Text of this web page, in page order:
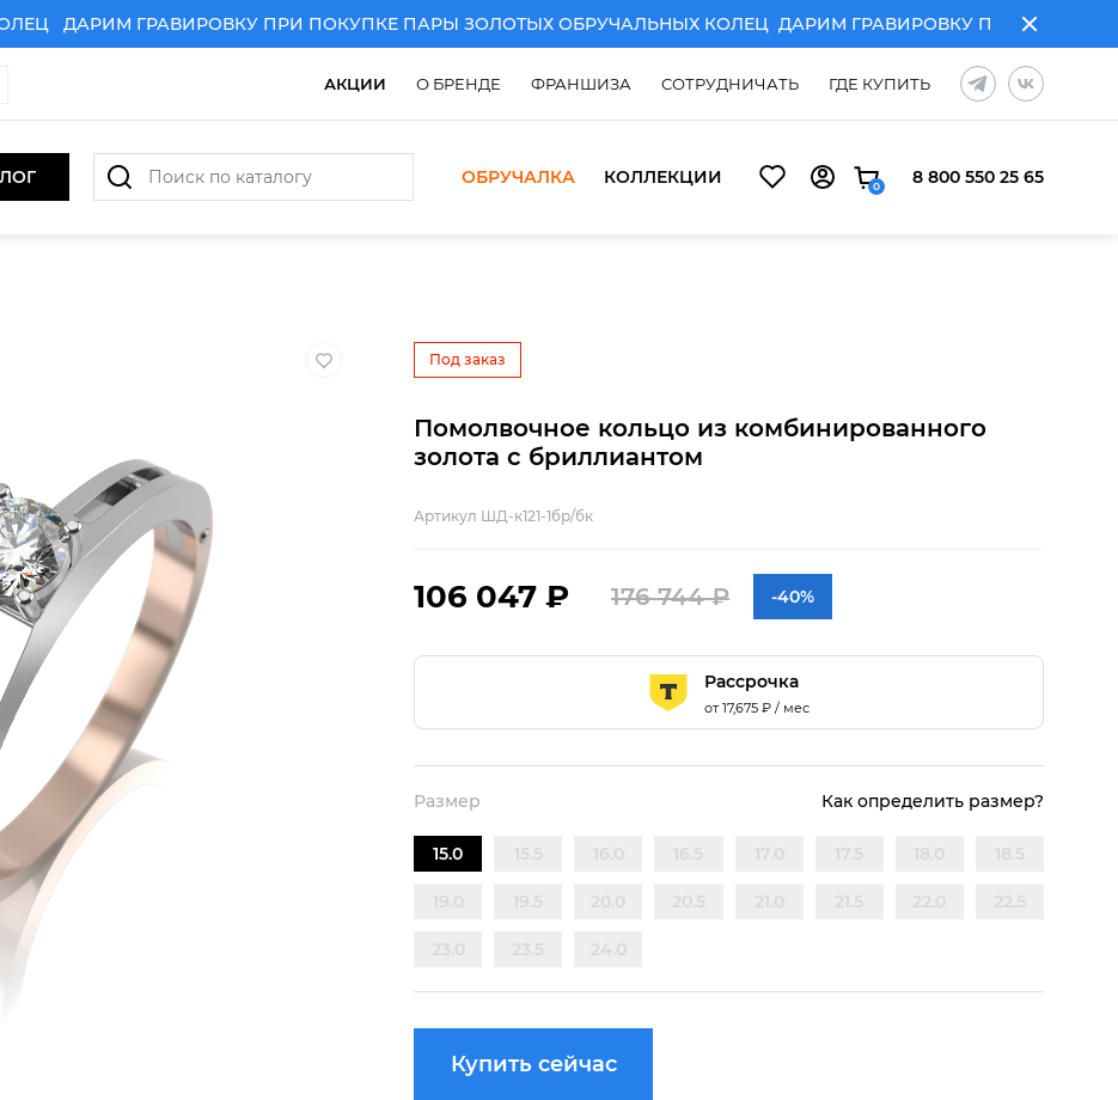
ДАРИМ ГРАВИРОВКУ ПРИ ПОКУПКЕ
ДАРИМ ГРАВИРОВКУ ПРИ ПОКУПКЕ ПАРЫ ЗОЛОТЫХ ОБРУЧАЛЬНЫХ КОЛЕЦ
АКЦИИ О БРЕНДЕ ФРАНШИЗА СОТРУДНИЧАТЬ ГДЕ КУПИТЬ
ОБРУЧАЛКА КОЛЛЕКЦИИ 0 8 800 550 25 65
Под заказ
Помолвочное кольцо из комбинированного
золота с бриллиантом
Артикул ШД-к121-1бр/бк
106 047 ₽ 176 744 ₽ -40%
Рассрочка
от17,675₽ / мес
Размер Как определить размер?
15.0
Купить сейчас